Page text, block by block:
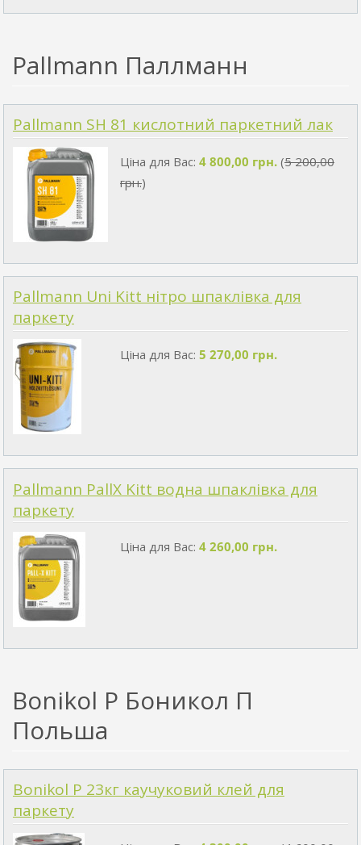
Pallmann Паллманн
Pallmann SH 81 кислотний паркетний лак
Ціна для Вас: 4 800,00 грн.(5 200,00
грн.)
Pallmann Uni Kitt нітро шпаклівка для
паркету
Ціна для Вас: 5 270,00 грн.
Pallmann PallX Kitt водна шпаклівка для
паркету
Ціна для Вас: 4 260,00 грн.
Bonikol P Боникол П
Польша
Bonikol P 23кг каучуковий клей для
паркету